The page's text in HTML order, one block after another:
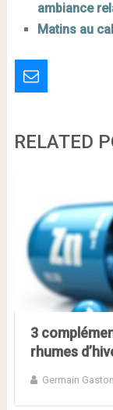
ambiance
Matins au
RELATED
3
rhumes
Germain Gaston